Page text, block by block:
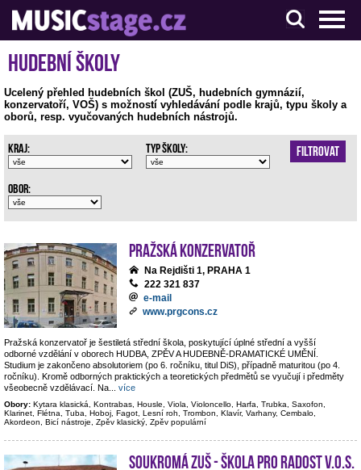
S muzikanty pro muzikanty
Hudební školy
Ucelený přehled hudebních škol (ZUŠ, hudebních gymnázií,
konzervatoří, VOŠ) s možností vyhledávání podle krajů, typu školy a
oborů, resp. vyučovaných hudebních nástrojů.
Filtrovat
Kraj: Typ školy:
Obor:
Pražská konzervatoř
Na Rejdišti 1, PRAHA 1
222 321 837
e-mail
www.prgcons.cz
Pražská konzervatoř je šestiletá střední škola, poskytující úplné střední a vyšší
odborné vzdělání v oborech HUDBA, ZPĚV A HUDEBNĚ-DRAMATICKÉ UMĚNÍ.
Studium je zakončeno absolutoriem (po 6. ročníku, titul DiS), případně maturitou (po 4.
ročníku). Kromě odborných praktických a teoretických předmětů se vyučují i předměty
všeobecně vzdělávací. Na
více
Obory: Kytara klasická, Kontrabas, Housle, Viola, Violoncello, Harfa, Trubka, Saxofon,
Klarinet, Flétna, Tuba, Hoboj, Fagot, Lesní roh, Trombon, Klavír, Varhany, Cembalo,
Akordeon, Bicí nástroje, Zpěv klasický, Zpěv populární
Soukromá ZUŠ - Škola pro radost v.o.s.